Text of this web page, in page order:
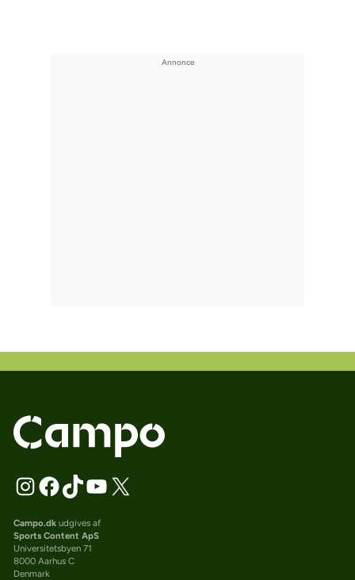
Campo.dkudgives af
Sports Content ApS
Universitetsbyen 71
8000 Aarhus C
Denmark